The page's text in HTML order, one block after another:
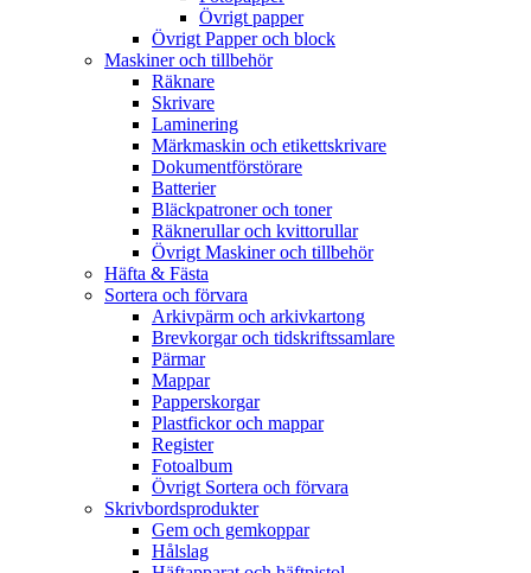
Övrigt papper
Övrigt Papper och block
Maskiner och tillbehör
Räknare
Skrivare
Laminering
Märkmaskin och etikettskrivare
Dokumentförstörare
Batterier
Bläckpatroner och toner
Räknerullar och kvittorullar
Övrigt Maskiner och tillbehör
Häfta & Fästa
Sortera och förvara
Arkivpärm och arkivkartong
Brevkorgar och tidskriftssamlare
Pärmar
Mappar
Papperskorgar
Plastfickor och mappar
Register
Fotoalbum
Övrigt Sortera och förvara
Skrivbordsprodukter
Gem och gemkoppar
Hålslag